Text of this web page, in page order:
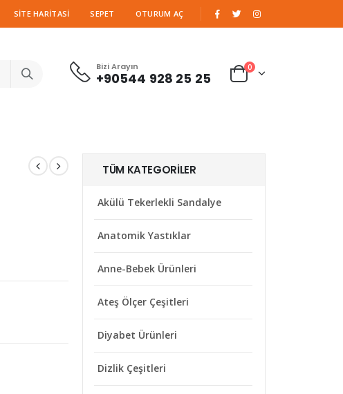
SITE HARITASI SEPET OTURUM AÇ
Bizi Arayın
+90544 928 25 25
0
TÜM KATEGORILER
Akülü Tekerlekli Sandalye
Anatomik Yastıklar
Anne-Bebek Ürünleri
Ateş Ölçer Çeşitleri
Diyabet Ürünleri
Dizlik Çeşitleri